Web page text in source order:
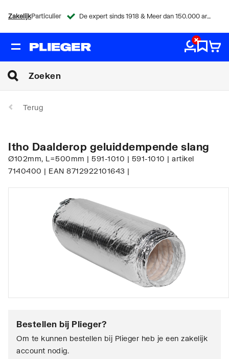
ZakelijkParticulier De expert sinds 1918 & Meer dan 150.000 artikelen
Terug
Itho Daalderop geluiddempende slang
Ø102mm, L=500mm | 591-1010 | 591-1010 | artikel
7140400 | EAN 8712922101643 |
Bestellen bij Plieger?
Om te kunnen bestellen bij Plieger heb je een zakelijk
account nodig.